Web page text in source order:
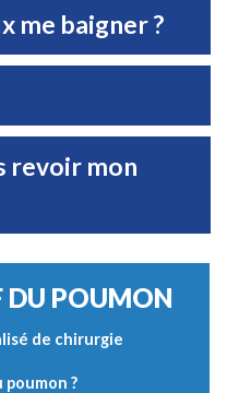
me baigner ?
revoir mon
DU POUMON
de chirurgie
poumon ?